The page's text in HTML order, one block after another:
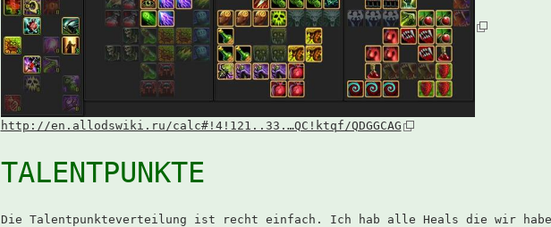
http://en.allodswiki.ru/calc#!4!121..33.…QC!ktqf/QDGGCAG
TALENTPUNKTE
Die Talentpunkteverteilung ist recht einfach. Ich hab alle Heals die wir haben